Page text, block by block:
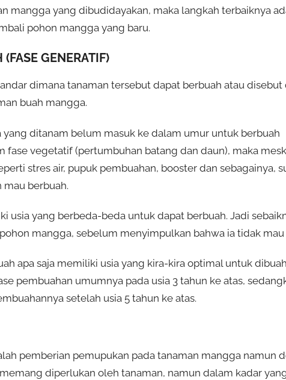
mangga yang dibudidayakan, maka langkah terbaiknya
pohon mangga yang baru.
GENERATIF)
dimana tanaman tersebut dapat berbuah atau disebut
buah mangga.
ditanam belum masuk ke dalam umur untuk berbuah
fase vegetatif (pertumbuhan batang dan daun), maka
stres air, pupuk pembuahan, booster dan sebagainya,
berbuah.
usia yang berbeda-beda untuk dapat berbuah. Jadi
mangga, sebelum menyimpulkan bahwa ia tidak mau
apa saja memiliki usia yang kira-kira optimal untuk
pembuahan umumnya pada usia 3 tahun ke atas,
setelah usia 5 tahun ke atas.
pemberian pemupukan pada tanaman mangga namun
diperlukan oleh tanaman, namun dalam kadar